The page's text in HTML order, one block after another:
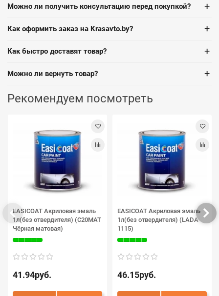
Можно ли получить консультацию перед покупкой? +
Как оформить заказ на Krasavto.by? +
Как быстро доставят товар? +
Можно ли вернуть товар? +
Рекомендуем посмотреть
EASICOAT Акриловая эмаль
1л(без отвердителя) (C20MAT
Чёрная матовая)
41.94руб.
EASICOAT Акриловая эмаль
1л(без отвердителя) (LADA
1115)
46.15руб.